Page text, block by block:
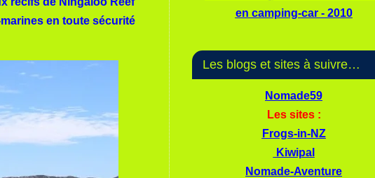
en toute sécurité
en camping-car - 2010
Les blogs et sites à suivre…
Nomade59
Les sites :
Frogs-in-NZ
Kiwipal
Nomade-Aventure